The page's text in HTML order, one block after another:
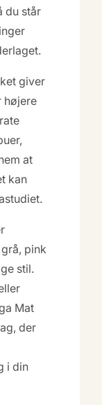
du står
giver
højere
at
kan
pink
stil.
Mat
der
i din